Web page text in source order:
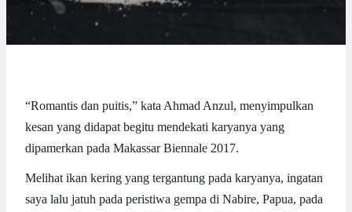
“Romantis dan puitis,” kata Ahmad Anzul, menyimpulkan
kesan yang didapat begitu mendekati karyanya yang
dipamerkan pada Makassar Biennale 2017.
Melihat ikan kering yang tergantung pada karyanya, ingatan
saya lalu jatuh pada peristiwa gempa di Nabire, Papua, pada